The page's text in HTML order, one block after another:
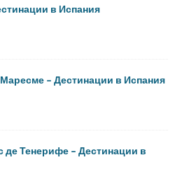
в Испания
– Дестинации в Испания
де Тенерифе – Дестинации в